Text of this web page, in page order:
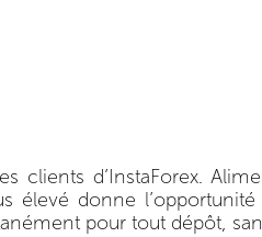
clients d’InstaForex.
élevé donne
pour tout dépôt,